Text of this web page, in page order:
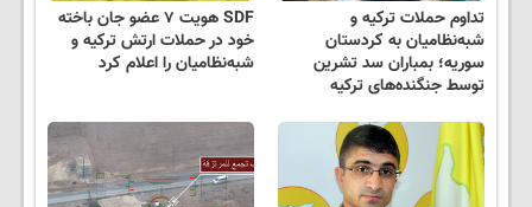
تداوم حملات ترکیه و
شبه‌نظامیان به کردستان
سوریه؛ بمباران سد تشرین
توسط جنگنده‌های ترکیه
SDF هویت ۷ عضو جان باخته
خود در حملات ارتش ترکیه و
شبه‌نظامیان را اعلام کرد